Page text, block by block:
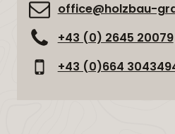
office@holzbau-
+43 (0) 2645 20079
+43 (0)664